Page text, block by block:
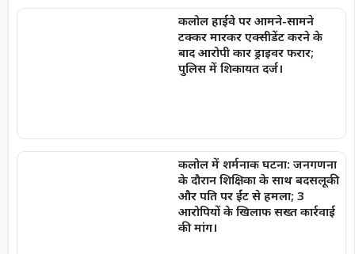
कलोल हाईवे पर आमने-सामने
टक्कर मारकर एक्सीडेंट करने के
बाद आरोपी कार ड्राइवर फरार;
पुलिस में शिकायत दर्ज।
कलोल में शर्मनाक घटना: जनगणना
के दौरान शिक्षिका के साथ बदसलूकी
और पति पर ईंट से हमला; 3
आरोपियों के खिलाफ सख्त कार्रवाई
की मांग।